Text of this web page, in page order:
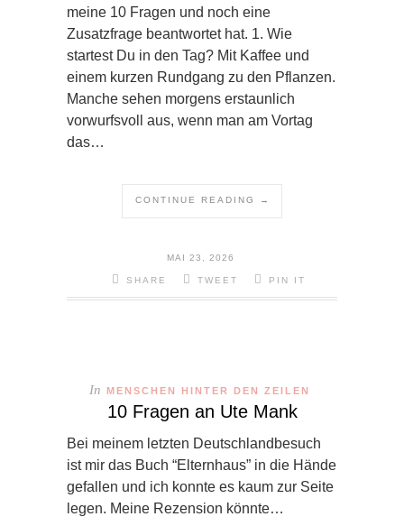
meine 10 Fragen und noch eine
Zusatzfrage beantwortet hat. 1. Wie
startest Du in den Tag? Mit Kaffee und
einem kurzen Rundgang zu den Pflanzen.
Manche sehen morgens erstaunlich
vorwurfsvoll aus, wenn man am Vortag
das…
CONTINUE READING →
MAI 23, 2026
SHARE TWEET PIN IT
In MENSCHEN HINTER DEN ZEILEN
10 Fragen an Ute Mank
Bei meinem letzten Deutschlandbesuch
ist mir das Buch “Elternhaus” in die Hände
gefallen und ich konnte es kaum zur Seite
legen. Meine Rezension könnte…